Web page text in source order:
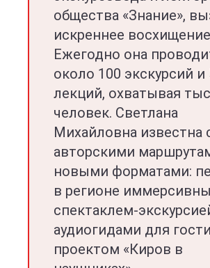
общества «Знание»,
искреннее
Ежегодно она
около 100 экскурсий и
лекций, охватывая
человек. Светлана
Михайловна известна
авторскими
новыми форматами:
в регионе
спектаклем-
аудиогидами для
проектом «Киров в